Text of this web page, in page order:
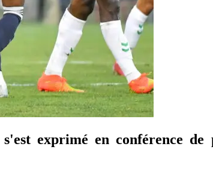
exprimé en conférence